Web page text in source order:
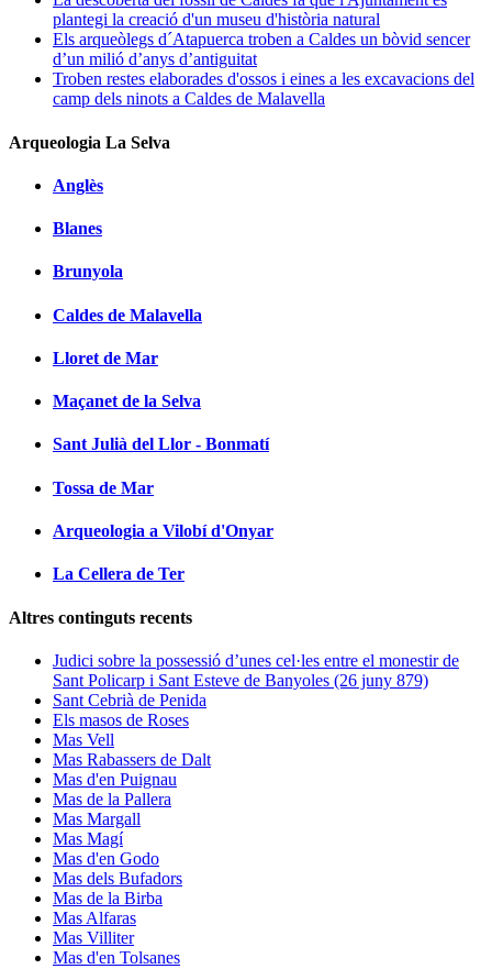
plantegi la creació d'un museu d'història natural
Els arqueòlegs d´Atapuerca troben a Caldes un bòvid sencer
d’un milió d’anys d’antiguitat
Troben restes elaborades d'ossos i eines a les excavacions del
camp dels ninots a Caldes de Malavella
Arqueologia La Selva
Anglès
Blanes
Brunyola
Caldes de Malavella
Lloret de Mar
Maçanet de la Selva
Sant Julià del Llor - Bonmatí
Tossa de Mar
Arqueologia a Vilobí d'Onyar
La Cellera de Ter
Altres continguts recents
Judici sobre la possessió d’unes cel·les entre el monestir de
Sant Policarp i Sant Esteve de Banyoles (26 juny 879)
Sant Cebrià de Penida
Els masos de Roses
Mas Vell
Mas Rabassers de Dalt
Mas d'en Puignau
Mas de la Pallera
Mas Margall
Mas Magí
Mas d'en Godo
Mas dels Bufadors
Mas de la Birba
Mas Alfaras
Mas Villiter
Mas d'en Tolsanes